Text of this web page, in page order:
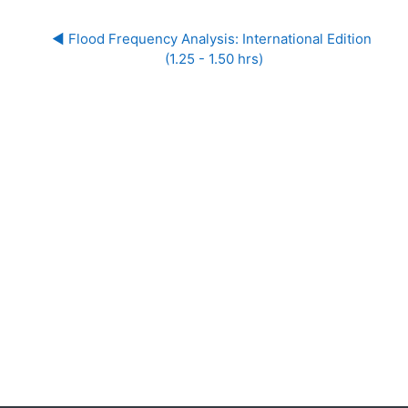
◀︎ Flood Frequency Analysis: International Edition
(1.25 - 1.50 hrs)